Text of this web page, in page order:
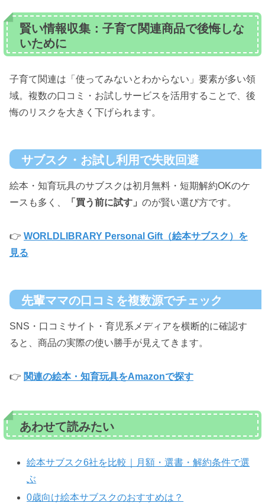
賢い情報収集：子育て関連商品で後悔しな
いために
子育て関連は「使ってみないとわからない」要素が多い領
域。複数の口コミ・お試しサービスを活用することで、後
悔のリスクを大きく下げられます。
サブスク・お試し利用で失敗回避
絵本・知育玩具のサブスクは初月無料・短期解約OKのケ
ースも多く、
「買う前に試す」 のが賢い選び方です。
👉 WORLDLIBRARY Personal Gift（絵本サブスク）を
見る
先輩ママの口コミを複数源でチェック
SNS・口コミサイト・育児系メディアを横断的に確認す
ると、商品の実際の使い勝手が見えてきます。
👉 関連の絵本・知育玩具をAmazonで探す
あわせて読みたい
絵本サブスク6社を比較｜月額・選書・解約条件で選
ぶ
0歳向け絵本サブスクのおすすめは？